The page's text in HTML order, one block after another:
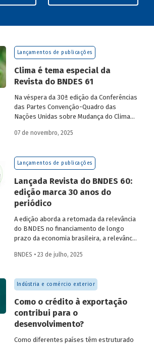
Lançamentos de publicações
Clima é tema especial da
Revista do BNDES 61
Na véspera da 30ª edição da Conferências
das Partes Convenção-Quadro das
Nações Unidas sobre Mudança do Clima
edição 61 da Revista do BNDES.
07 de novembro, 2025
Lançamentos de publicações
Lançada Revista do BNDES 60:
edição marca 30 anos do
periódico
A edição aborda a retomada da relevância
do BNDES no financiamento de longo
prazo da economia brasileira, a relevância
Amazônia e FGI para o desenvolvimento,
públicos de crédito à exportação, o novo
protagonismo da política industrial, um
método para calcular prêmio de risco em
projetos de infraestrutura e o controle
societário de companhias abertas por
fundos de investimento no Brasil.
BNDES • 23 de julho, 2025
Indústria e comércio exterior
Como o crédito à exportação
contribui para o
desenvolvimento?
Como diferentes países têm estruturado